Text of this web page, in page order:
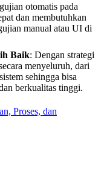
otomatis pada
dan membutuhkan
manual atau UI di
Baik: Dengan strategi
menyeluruh, dari
sehingga bisa
berkualitas tinggi.
Proses, dan